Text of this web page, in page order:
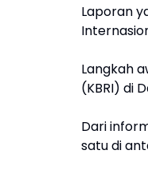
Laporan
Langkah
(KBRI) di
Dari
satu di